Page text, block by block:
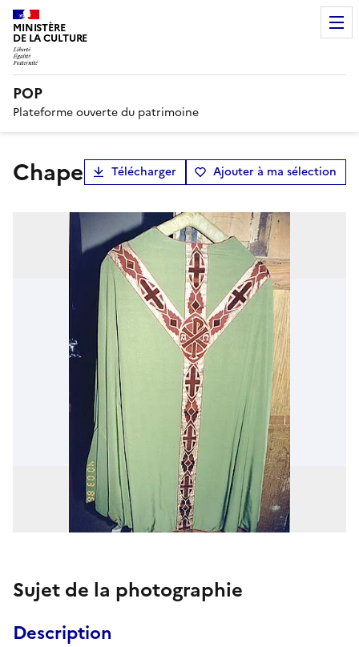
MINISTÈRE
DE LA CULTURE
POP
Plateforme ouverte du patrimoine
chape Télécharger Ajouter à ma sélection
Sujet de la photographie
Description